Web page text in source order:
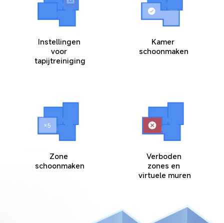
Instellingen
voor
tapijtreiniging
Kamer
schoonmaken
Zone
schoonmaken
Verboden
zones en
virtuele muren